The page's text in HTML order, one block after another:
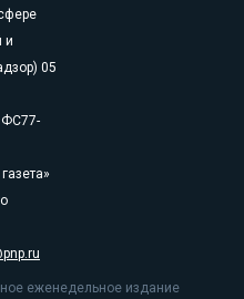
и
05
ФС77-
еженедельное издание